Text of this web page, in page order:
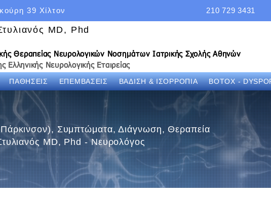
39 Χίλτον 210 729 3431
MD, Phd
Θεραπείας Νευρολογικών Νοσημάτων Ιατρικής Σχολής Αθηνών
Νευρολογικής Εταιρείας
ΠΑΘΗΣΕΙΣ ΕΠΕΜΒΑΣΕΙΣ ΒΑΔΙΣΗ & ΙΣΟΡΡΟΠΙΑ BOTOX -
Συμπτώματα, Διάγνωση, Θεραπεία
MD, Phd - Νευρολόγος